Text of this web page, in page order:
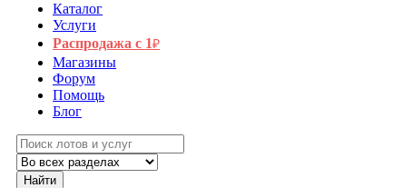
Каталог
Услуги
Распродажа с 1₽
Магазины
Форум
Помощь
Блог
Найти